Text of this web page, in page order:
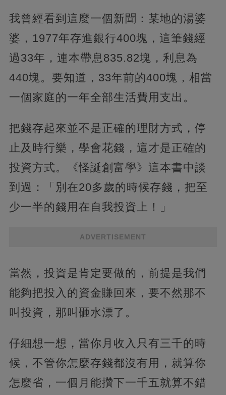
我曾經看到這麼一個新聞：某地的湯婆
婆，1977年存進銀行400塊，這筆錢經
過33年，連本帶息835.82塊，利息為
440塊。要知道，33年前的400塊，相當
一個家庭的一年全部生活費用支出。
把錢存起來並不是正確的理財方式，停
止及時行樂，學會花錢，這才是正確的
投資方式。《怪誕創富學》這本書中談
到過：「別在20多歲的時候存錢，把至
少一半的錢用在自我投資上！」
ADVERTISEMENT
當然，投資是肯定要做的，前提是我們
能夠把投入的資金賺回來，要不然那不
叫投資，那叫砸水漂了。
仔細想一想，當你月收入只有三千的時
候，不管你怎麼存錢都沒有用，就算你
怎麼省，一個月能攢下一千五就算不錯